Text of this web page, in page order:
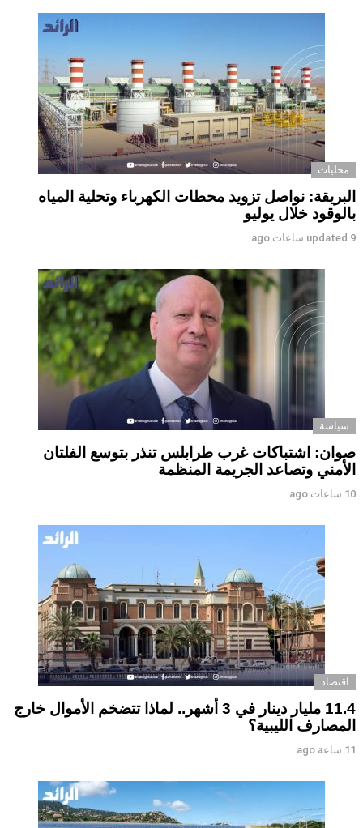
محليات
البريقة: نواصل تزويد محطات الكهرباء وتحلية المياه
بالوقود خلال يوليو
updated 9 ساعات ago
سياسة
صوان: اشتباكات غرب طرابلس تنذر بتوسع الفلتان
الأمني وتصاعد الجريمة المنظمة
10 ساعات ago
اقتصاد
11.4 مليار دينار في 3 أشهر.. لماذا تتضخم الأموال خارج
المصارف الليبية؟
11 ساعة ago